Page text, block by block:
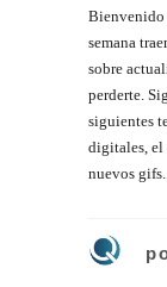
Bienvenido
semana
sobre
perderte.
siguientes
digitales, el
nuevos